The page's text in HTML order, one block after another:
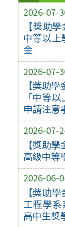
2026-07-
【獎助
中等以上
金
2026-07-
【獎助
「中等
申請注意
2026-07-
【獎助
高級中等
2026-06-
【獎助
工程學
高中生獎